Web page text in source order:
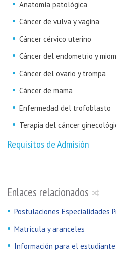
Enlaces relacionados
Postulaciones Especialidades
Matrícula y aranceles
Información para el estudiante
Anatomía patológica
Cáncer de vulva y vagina
Cáncer cérvico uterino
Cáncer del endometrio y
Cáncer del ovario y trompa
Cáncer de mama
Enfermedad del trofoblasto
Terapia del cáncer
Requisitos de Admisión